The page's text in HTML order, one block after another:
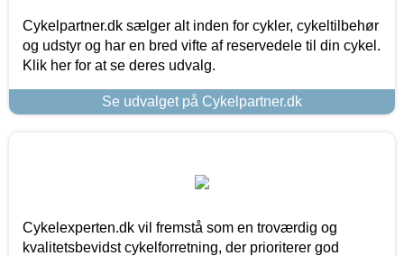
Cykelpartner.dk sælger alt inden for cykler, cykeltilbehør
og udstyr og har en bred vifte af reservedele til din cykel.
Klik her for at se deres udvalg.
Se udvalget på Cykelpartner.dk
Cykelexperten.dk vil fremstå som en troværdig og
kvalitetsbevidst cykelforretning, der prioriterer god